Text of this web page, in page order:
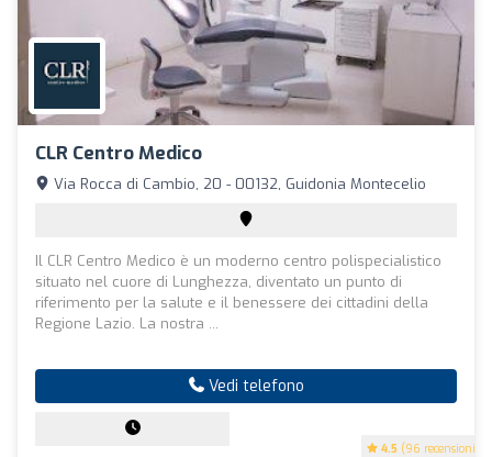
CLR Centro Medico
4.5 (96 recensioni)
Via Rocca di Cambio, 20 - 00132, Guidonia Montecelio
Il CLR Centro Medico è un moderno centro polispecialistico
situato nel cuore di Lunghezza, diventato un punto di
riferimento per la salute e il benessere dei cittadini della
Regione Lazio. La nostra ...
Vedi telefono